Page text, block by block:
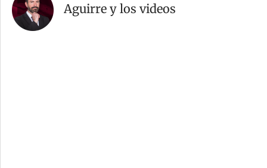
Aguirre y los videos